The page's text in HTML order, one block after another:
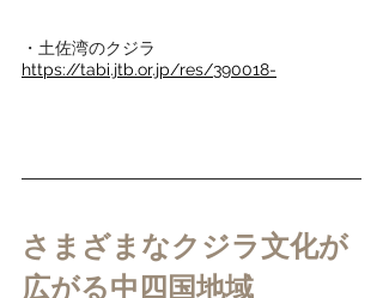
・土佐湾のクジラ
https://tabi.jtb.or.jp/res/390018-
さまざまなクジラ文化が
広がる中四国地域